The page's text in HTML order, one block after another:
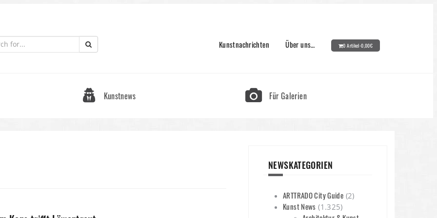
Kunstnachrichten Über uns… 0 Artikel-0,00€
Kunstnews Für Galerien
NEWSKATEGORIEN
ARTTRADO City Guide (2)
Kunst News (1.325)